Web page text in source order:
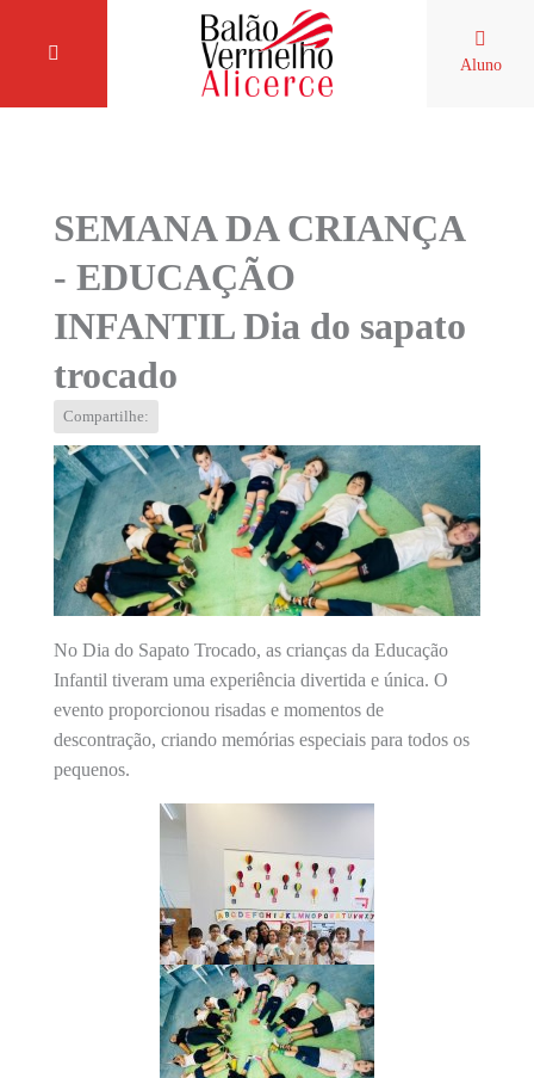
Aluno
SEMANA DA CRIANÇA
- EDUCAÇÃO
INFANTIL Dia do sapato
trocado
Compartilhe:
No Dia do Sapato Trocado, as crianças da Educação
Infantil tiveram uma experiência divertida e única. O
evento proporcionou risadas e momentos de
descontração, criando memórias especiais para todos os
pequenos.